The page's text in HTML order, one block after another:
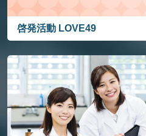
啓発活動 LOVE49